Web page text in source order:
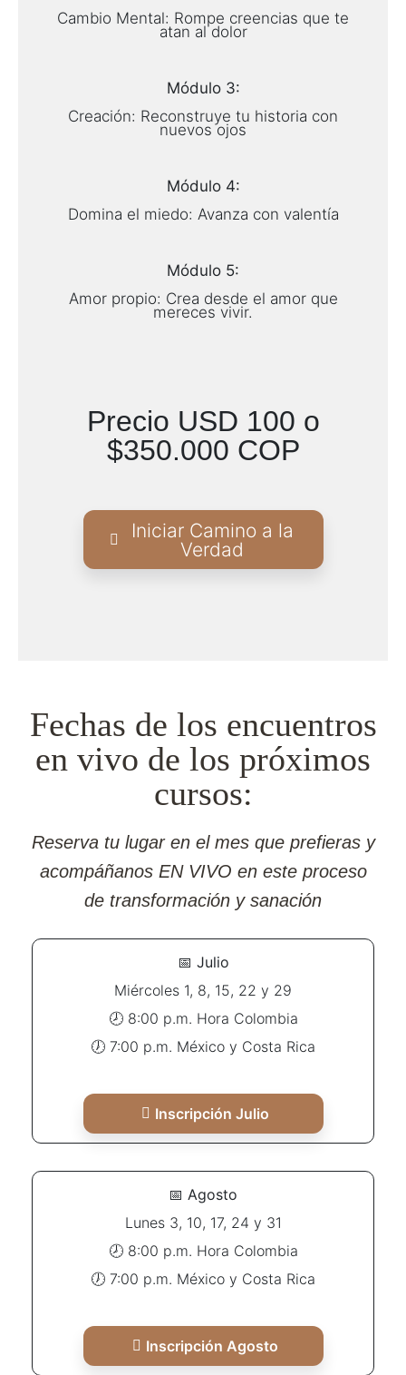
Cambio Mental: Rompe creencias que te
atan al dolor
Módulo 3:
Creación: Reconstruye tu historia con
nuevos ojos
Módulo 4:
Domina el miedo: Avanza con valentía
Módulo 5:
Amor propio: Crea desde el amor que
mereces vivir.
Precio USD 100 o
$350.000 COP
Iniciar Camino a la
Verdad
Fechas de los encuentros
en vivo de los próximos
cursos:
Reserva tu lugar en el mes que prefieras y
acompáñanos EN VIVO en este proceso
de transformación y sanación
📅 Julio
Miércoles 1, 8, 15, 22 y 29
🕗 8:00 p.m. Hora Colombia
🕖 7:00 p.m. México y Costa Rica
Inscripción Julio
📅 Agosto
Lunes 3, 10, 17, 24 y 31
🕗 8:00 p.m. Hora Colombia
🕖 7:00 p.m. México y Costa Rica
Inscripción Agosto